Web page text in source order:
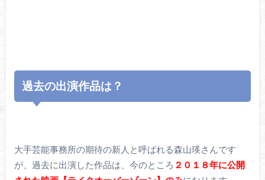
過去の出演作品は？
大手芸能事務所の期待の新人と呼ばれる森山瑛さんです
が、過去に出演した作品は、今のところ ２０１８年に公開